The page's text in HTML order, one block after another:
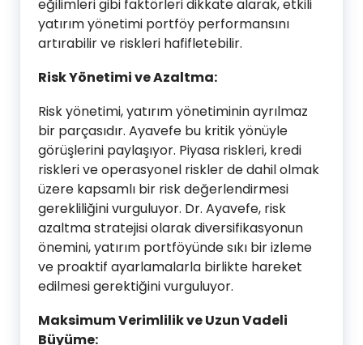
eğilimleri gibi faktörleri dikkate alarak, etkili
yatırım yönetimi portföy performansını
artırabilir ve riskleri hafifletebilir.
Risk Yönetimi ve Azaltma:
Risk yönetimi, yatırım yönetiminin ayrılmaz
bir parçasıdır. Ayavefe bu kritik yönüyle
görüşlerini paylaşıyor. Piyasa riskleri, kredi
riskleri ve operasyonel riskler de dahil olmak
üzere kapsamlı bir risk değerlendirmesi
gerekliliğini vurguluyor. Dr. Ayavefe, risk
azaltma stratejisi olarak diversifikasyonun
önemini, yatırım portföyünde sıkı bir izleme
ve proaktif ayarlamalarla birlikte hareket
edilmesi gerektiğini vurguluyor.
Maksimum Verimlilik ve Uzun Vadeli
Büyüme: